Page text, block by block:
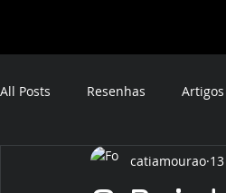
All Posts Resenhas Artigos
audiobook
catiamourao